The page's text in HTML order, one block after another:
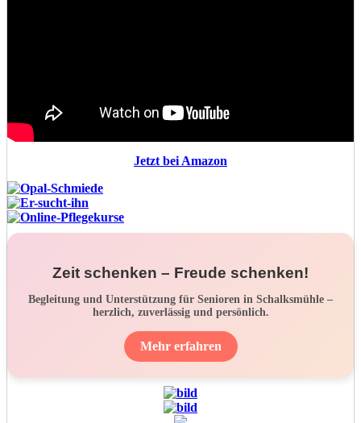
Jetzt bei Amazon
Zeit schenken – Freude schenken!
Begleitung und Unterstützung für Senioren in Schalksmühle –
herzlich, zuverlässig und persönlich.
Mehr erfahren